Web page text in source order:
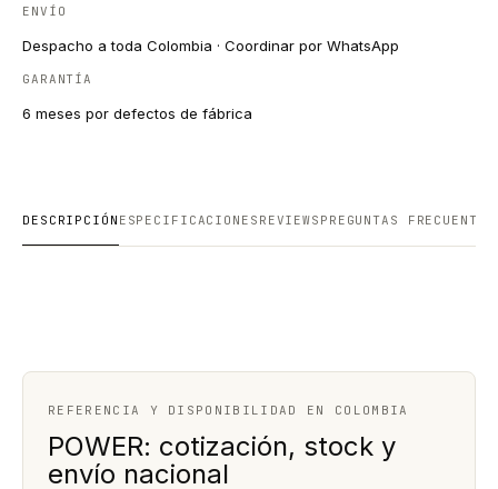
ENVÍO
Despacho a toda Colombia · Coordinar por WhatsApp
GARANTÍA
6 meses por defectos de fábrica
DESCRIPCIÓN ESPECIFICACIONES REVIEWS PREGUNTAS FRECUENTES
REFERENCIA Y DISPONIBILIDAD EN COLOMBIA
POWER: cotización, stock y
envío nacional